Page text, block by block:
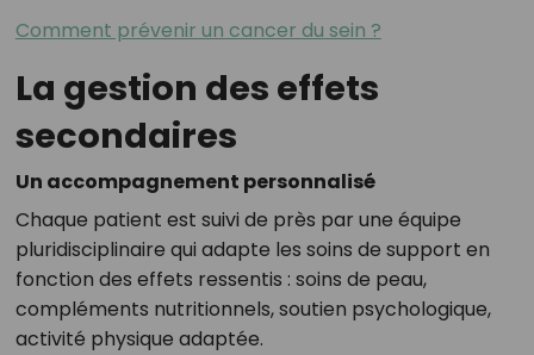
Comment prévenir un cancer du sein ?
La gestion des effets
secondaires
Un accompagnement personnalisé
Chaque patient est suivi de près par une équipe
pluridisciplinaire qui adapte les soins de support en
fonction des effets ressentis : soins de peau,
compléments nutritionnels, soutien psychologique,
activité physique adaptée.